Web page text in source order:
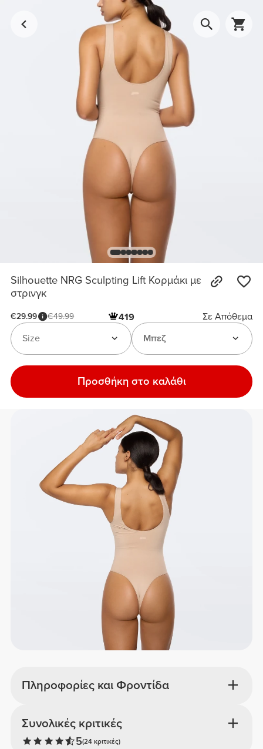
Silhouette NRG Sculpting Lift Κορμάκι με
στρινγκ
€29.99 €49.99 419
Σε Απόθεμα
Μπεζ
Size
Προσθήκη στο καλάθι
Πληροφορίες και Φροντίδα
Συνολικές κριτικές
5(24 κριτικές)